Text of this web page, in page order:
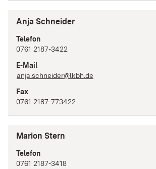
Anja Schneider
Telefon
0761 2187-3422
E-Mail
anja.schneider@lkbh.de
Fax
0761 2187-773422
Marion Stern
Telefon
0761 2187-3418